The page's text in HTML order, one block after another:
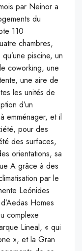
par Neinor a
du
110
chambres,
piscine, un
coworking, une
une aire de
les unités de
d’un
emménager, et il
pour des
des surfaces,
orientations, sa
A grâce à des
par le
Leónides
Homes
complexe
Lineal, « qui
», et la Gran